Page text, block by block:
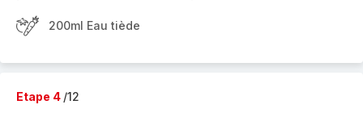
200ml Eau tiède
Etape 4 /12